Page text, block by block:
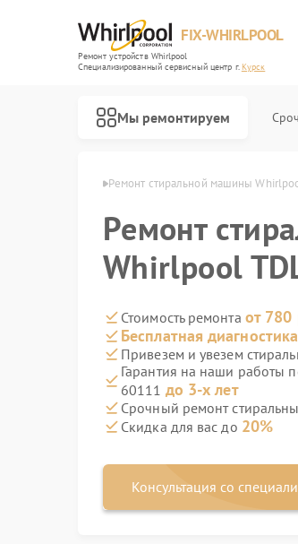
FIX-WHIRLPOOL
Ремонт устройств Whirlpool
Специализированный cервисный центр г. Курск
Мы ремонтируем
Ремонт стиральной машины
Ремонт
Whirlpool
Стоимость ремонта от 780
Бесплатная диагностика
Привезем и увезем
Гарантия на наши работы
60111 до 3-х лет
Срочный ремонт
Скидка для вас до 20%
Консультация со